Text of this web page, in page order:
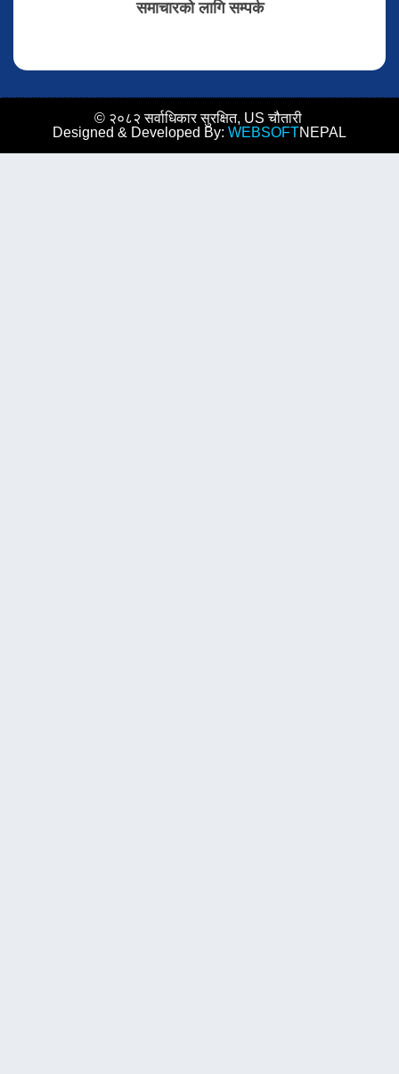
समाचारको लागि सम्पर्क
© २०८२ सर्वाधिकार सुरक्षित, US चौतारी
Designed & Developed By: WEBSOFTNEPAL